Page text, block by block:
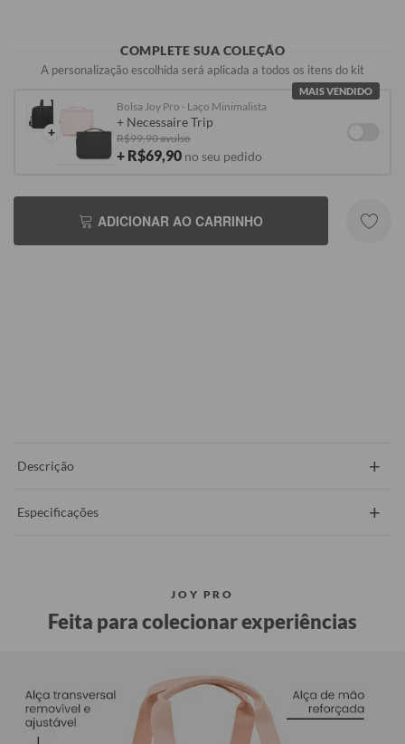
COMPLETE SUA COLEÇÃO
A personalização escolhida será aplicada a todos os itens do kit
MAIS VENDIDO
+
Bolsa Joy Pro - Laço Minimalista
+ Necessaire Trip
R$99,90 avulso
+ R$69,90 no seu pedido
ADICIONAR AO CARRINHO
Descrição +
Especificações +
JOY PRO
Feita para colecionar experiências